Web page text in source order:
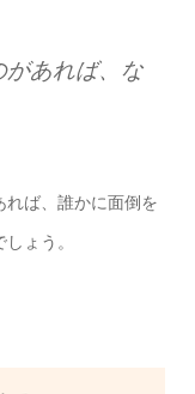
があれば、な
ば、誰かに面倒を
ょう。